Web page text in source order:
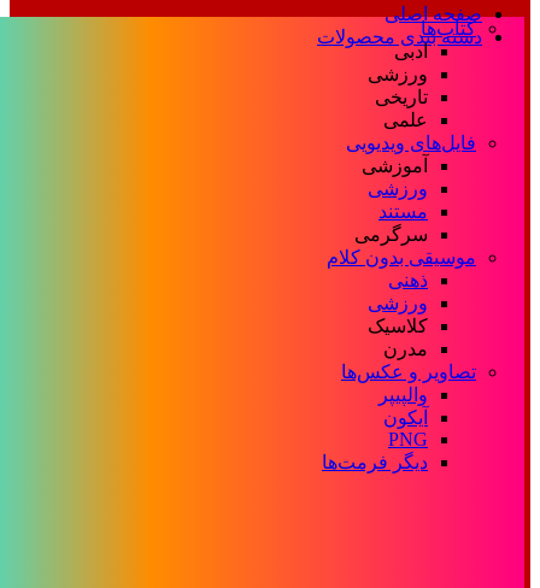
صفحه اصلی
دسته بندی محصولات
کتاب‌ها
ادبی
ورزشی
تاریخی
علمی
فایل‌های ویدیویی
آموزشی
ورزشی
مستند
سرگرمی
موسیقی بدون کلام
ذهنی
ورزشی
کلاسیک
مدرن
تصاویر و عکس‌ها
والپیپر
آیکون
PNG
دیگر فرمت‌ها